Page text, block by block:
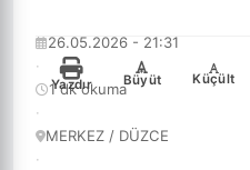
26.05.2026 - 21:31
·
1 dk okuma
·
MERKEZ / DÜZCE
·
Yazdır
+
Büyüt
-
Küçült